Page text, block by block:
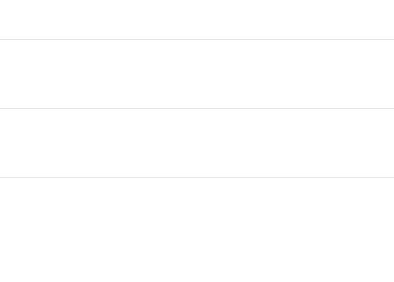
10 (ongeveer). Modellengte: 5'7 tot 5'9.